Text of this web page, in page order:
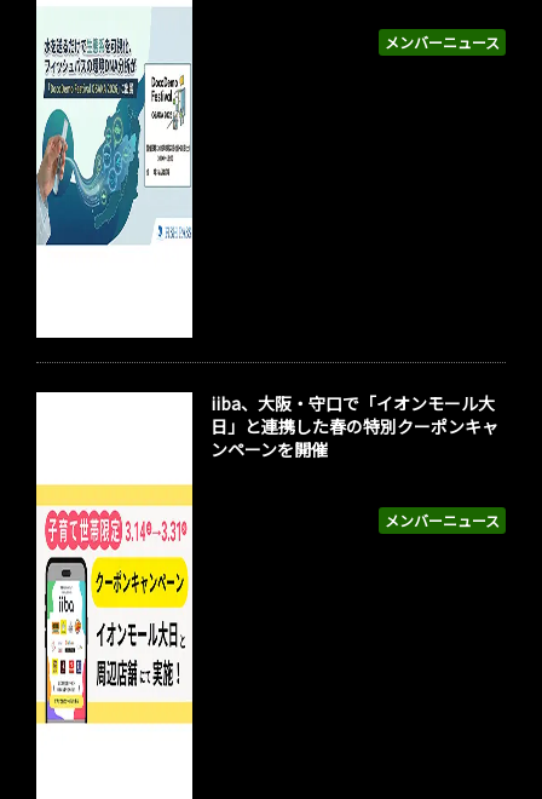
メンバーニュース
メンバーニュース
iiba、大阪・守口で「イオンモール大
日」と連携した春の特別クーポンキャ
ンペーンを開催